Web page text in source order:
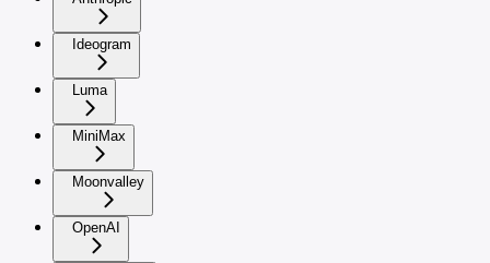
Ideogram
Luma
MiniMax
Moonvalley
OpenAI